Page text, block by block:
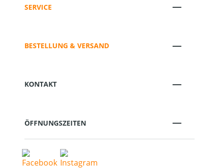
SERVICE
BESTELLUNG & VERSAND
KONTAKT
ÖFFNUNGSZEITEN